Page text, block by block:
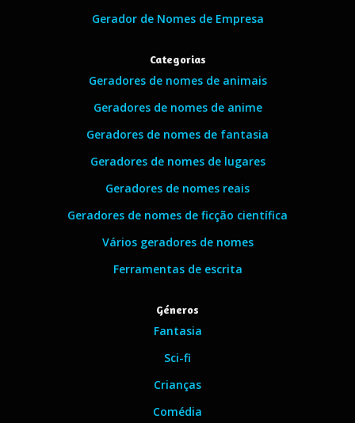
Gerador de Nomes de Empresa
Categorias
Geradores de nomes de animais
Geradores de nomes de anime
Geradores de nomes de fantasia
Geradores de nomes de lugares
Geradores de nomes reais
Geradores de nomes de ficção científica
Vários geradores de nomes
Ferramentas de escrita
Géneros
Fantasia
Sci-fi
Crianças
Comédia